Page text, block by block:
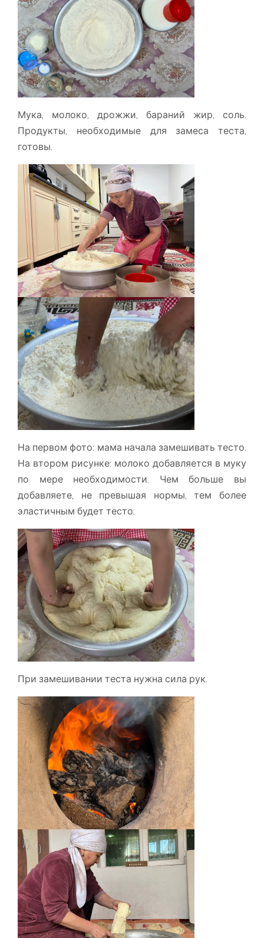
Мука, молоко, дрожжи, бараний жир, соль.
Продукты, необходимые для замеса теста,
готовы.
На первом фото: мама начала замешивать тесто.
На втором рисунке: молоко добавляется в муку
по мере необходимости. Чем больше вы
добавляете, не превышая нормы, тем более
эластичным будет тесто.
При замешивании теста нужна сила рук.